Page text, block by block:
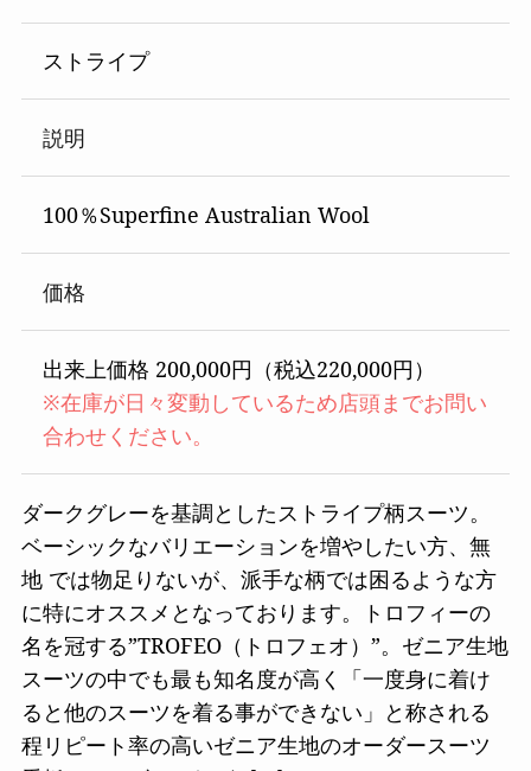
ストライプ
説明
100％Superfine Australian Wool
価格
出来上価格 200,000円（税込220,000円）
※在庫が日々変動しているため店頭までお問い
合わせください。
ダークグレーを基調としたストライプ柄スーツ。
ベーシックなバリエーションを増やしたい方、無
地 では物足りないが、派手な柄では困るような方
に特にオススメとなっております。トロフィーの
名を冠する”TROFEO（トロフェオ）”。ゼニア生地
スーツの中でも最も知名度が高く「一度身に着け
ると他のスーツを着る事ができない」と称される
程リピート率の高いゼニア生地のオーダースーツ